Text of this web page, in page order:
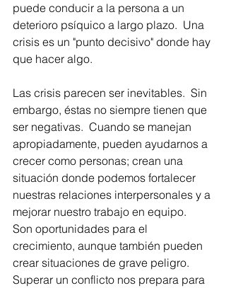
puede conducir a la persona a un
deterioro psíquico a largo plazo.  Una
crisis es un "punto decisivo" donde hay
que hacer algo.
Las crisis parecen ser inevitables.  Sin
embargo, éstas no siempre tienen que
ser negativas.  Cuando se manejan
apropiadamente, pueden ayudarnos a
crecer como personas; crean una
situación donde podemos fortalecer
nuestras relaciones interpersonales y a
mejorar nuestro trabajo en equipo.
Son oportunidades para el
crecimiento, aunque también pueden
crear situaciones de grave peligro.
Superar un conflicto nos prepara para